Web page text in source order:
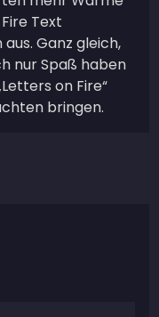
Text
Ganz gleich,
nur Spaß haben
on Fire“
bringen.